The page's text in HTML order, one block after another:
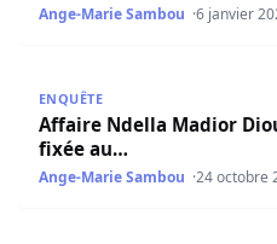
Ange-Marie Sambou 6 janvier
ENQUÊTE
Affaire Ndella Madior
fixée au…
Ange-Marie Sambou 24 octobre